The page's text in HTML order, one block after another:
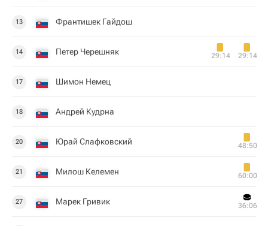
13 Франтишек Гайдош
14 Петер Черешняк 29:14 29:14
17 Шимон Немец
18 Андрей Кудрна
20 Юрай Слафковский 48:50
21 Милош Келемен 60:00
27 Марек Гривик 36:06